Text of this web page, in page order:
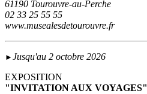
61190 Tourouvre-au-Perche
02 33 25 55 55
www.musealesdetourouvre.fr
► Jusqu'au 2 octobre 2026
EXPOSITION
"INVITATION AUX VOYAGES"